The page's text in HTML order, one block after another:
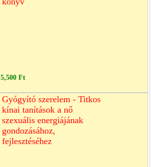
5,500 Ft
Gyógyító szerelem - Titkos
kínai tanítások a nő
szexuális energiájának
gondozásához,
fejlesztéséhez